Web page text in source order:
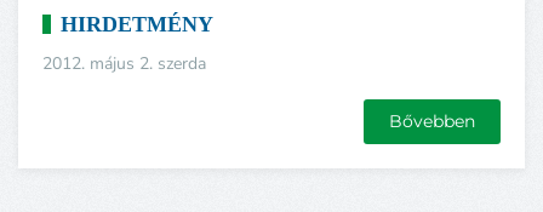
HIRDETMÉNY
2012. május 2. szerda
Bővebben